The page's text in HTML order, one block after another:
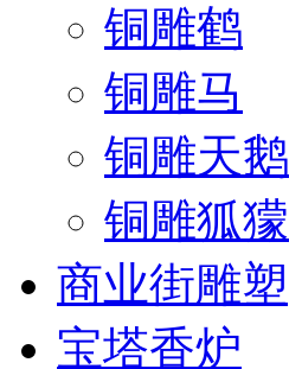
铜雕鹤
铜雕马
铜雕天鹅
铜雕狐獴
商业街雕塑
宝塔香炉